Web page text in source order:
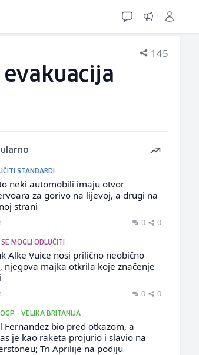
145
STANDARDI
neki automobili imaju otvor
za gorivo na lijevoj, a drugi na
strani
0 0
SE MOGLI ODLUČITI
Alke Vuice nosi prilično neobično
njegova majka otkrila koje značenje
0 0
- VELIKA BRITANIJA
Fernandez bio pred otkazom, a
je kao raketa projurio i slavio na
Tri Aprilije na podiju